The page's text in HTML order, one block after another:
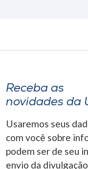
Receba as
novidades da
Usaremos seus
com você sobre
podem ser de seu
envio da